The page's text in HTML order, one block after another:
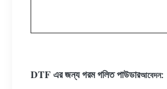
DTF এর জন্য গরম গলিত পাউডারআবেদন: